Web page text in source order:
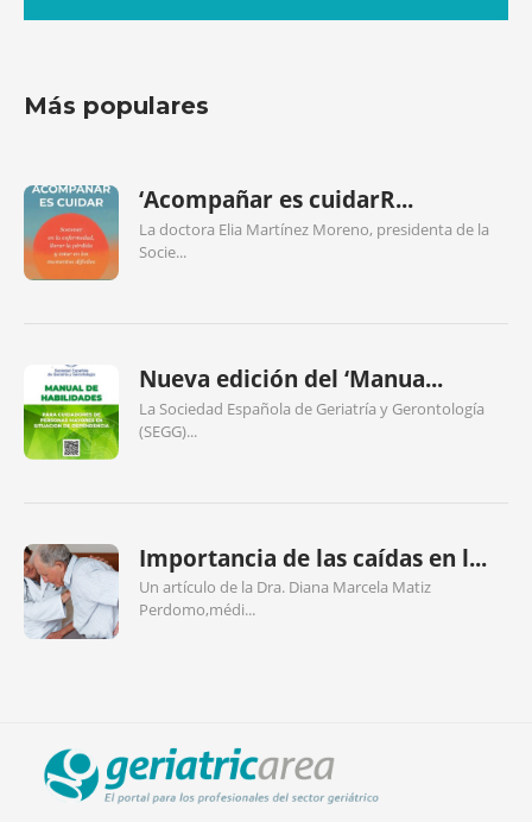
Más populares
‘Acompañar es cuidarR...
La doctora Elia Martínez Moreno, presidenta de la
Socie...
Nueva edición del ‘Manua...
La Sociedad Española de Geriatría y Gerontología
(SEGG)...
Importancia de las caídas en l...
Un artículo de la Dra. Diana Marcela Matiz
Perdomo,médi...